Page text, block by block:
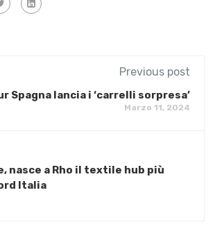
Previous post
Spagna lancia i ‘carrelli sorpresa’
Marzo 11, 2024
nasce a Rho il textile hub più
Italia